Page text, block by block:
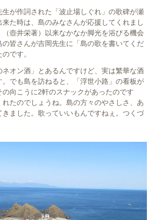
が作詞された「波止場しぐれ」の歌碑が瀬
来た時は、島のみなさんが応援してくれまし
（壺井栄著）以来なかなか脚光を浴びる機会
の皆さんが吉岡先生に「島の歌を書いてくだ
です。
オン酒」とあるんですけど、実は繁華な酒
でも島を訪ねると、「浮世小路」の看板が
の向こうに2軒のスナックがあったのです
れたのでしょうね。島の方々のやさしさ、あ
きました。歌っていいもんですねぇ。つくづ